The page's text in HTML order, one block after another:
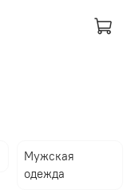
Мужская
одежда